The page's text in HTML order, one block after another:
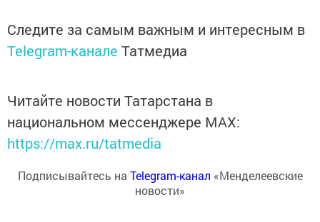
Следите за самым важным и интересным в
Telegram-канале Татмедиа
Читайте новости Татарстана в
национальном мессенджере MАХ:
https://max.ru/tatmedia
Подписывайтесь на Telegram-канал «Менделеевские
новости»